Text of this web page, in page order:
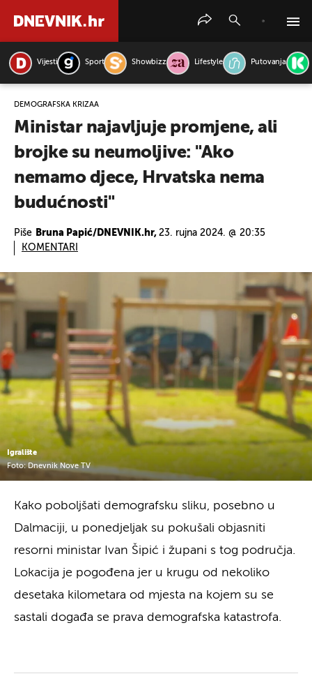
Vijesti Sport Showbizz Lifestyle Putovanja
DEMOGRAFSKA KRIZAA
Ministar najavljuje promjene, ali
brojke su neumoljive: "Ako
nemamo djece, Hrvatska nema
budućnosti"
Piše Bruna Papić/DNEVNIK.hr, 23. rujna 2024. @ 20:35
KOMENTARI
Igralište
Foto: Dnevnik Nove TV
Kako poboljšati demografsku sliku, posebno u
Dalmaciji, u ponedjeljak su pokušali objasniti
resorni ministar Ivan Šipić i župani s tog područja.
Lokacija je pogođena jer u krugu od nekoliko
desetaka kilometara od mjesta na kojem su se
sastali događa se prava demografska katastrofa.
PRETRAŽITE VIJESTI